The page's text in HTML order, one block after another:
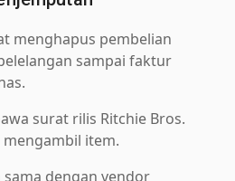
menghapus pembelian
sampai faktur
surat rilis Ritchie Bros.
item.
dengan vendor